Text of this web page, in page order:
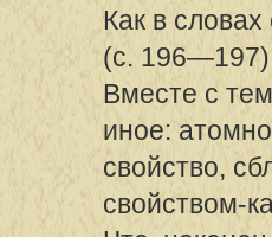
Как в
(с.
Вместе с
иное:
свойство,
свойством-